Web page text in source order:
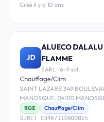
Créé il y a 10 ans
JD
ALUECO
FLAMME
SARL · 6-9 sal.
Chauffage/Clim
SAINT LAZARE 349
MANOSQUE, 04100
RGE
Chauffage/Clim
SIRET 83467110900025